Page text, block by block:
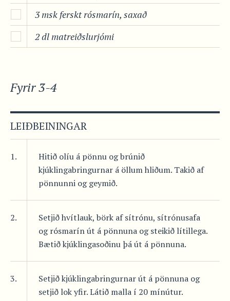
3 msk ferskt rósmarín, saxað
2 dl matreiðslurjómi
Fyrir 3-4
LEIÐBEININGAR
1.
Hitið olíu á pönnu og brúnið
kjúklingabringurnar á öllum hliðum. Takið af
pönnunni og geymið.
2.
Setjið hvítlauk, börk af sítrónu, sítrónusafa
og rósmarín út á pönnuna og steikið lítillega.
Bætið kjúklingasoðinu þá út á pönnuna.
3.
Setjið kjúklingabringurnar út á pönnuna og
setjið lok yfir. Látið malla í 20 mínútur.